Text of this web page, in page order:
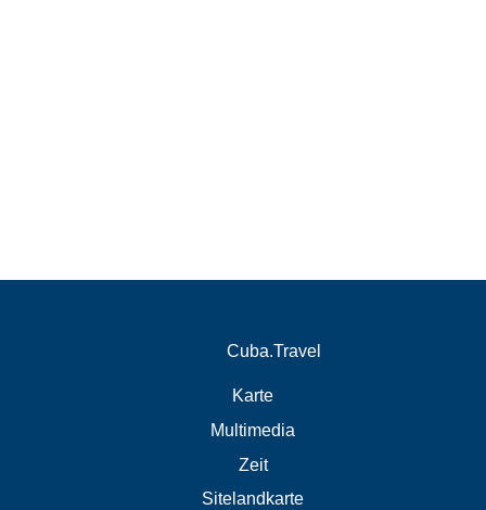
Cuba.Travel
Karte
Multimedia
Zeit
Sitelandkarte